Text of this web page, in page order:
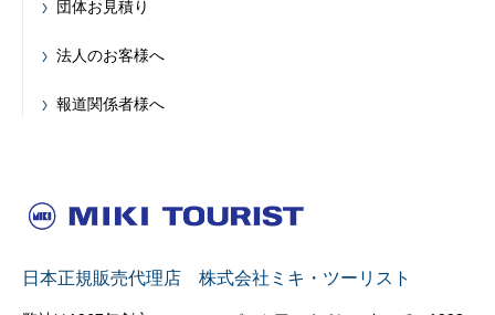
団体お見積り
法人のお客様へ
報道関係者様へ
日本正規販売代理店 株式会社ミキ・ツーリスト